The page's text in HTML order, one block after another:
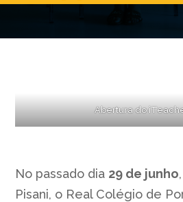
Abertura do
No passado dia 29 de junho
Pisani, o Real Colégio de